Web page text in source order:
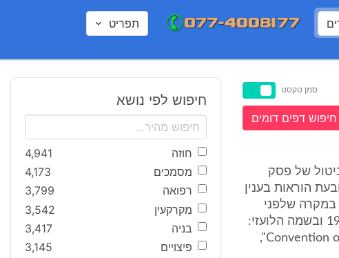
תפריט
סמן טקסט
חיפוש דפים דומים
של פסק
הוראות בענין
במקרה שלפני
היא אמנת ניו-יורק בדבר הכרתם ואכיפתם של פסקי בוררות חוץ, 1958 ובשמה הלועזי:
"Convention on the Recognition and Enforcement of Foreign Arbitral Awards",
חיפוש לפי נושא
חוזה
4,941
מסמכים
4,173
רפואה
3,799
מקרקעין
3,542
בניה
3,417
פיצויים
3,145